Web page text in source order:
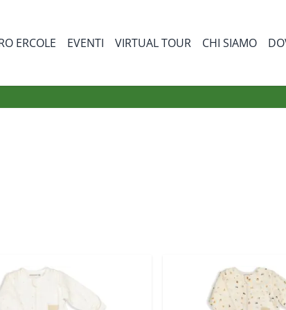
for Prodotti
ERCOLE EVENTI VIRTUAL TOUR CHI SIAMO